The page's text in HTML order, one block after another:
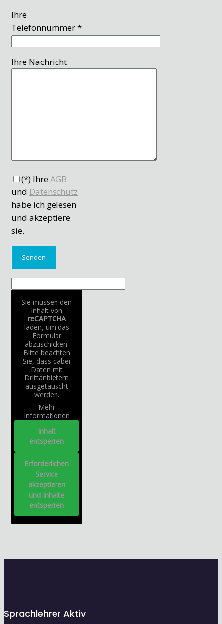
Ihre
Telefonnummer *
Ihre Nachricht
(*) IhreAGB
und Datenschutz
habe ich gelesen
und akzeptiere
sie.
Sie müssen den
Inhalt von
reCAPTCHA
laden, um das
Formular
abzuschicken.
Bitte beachten
Sie, dass dabei
Daten mit
Drittanbietern
ausgetauscht
werden.
Mehr
Informationen
Inhalt
entsperren
Erforderlichen
Service
akzeptieren
und Inhalte
entsperren
Sprachlehrer Aktiv